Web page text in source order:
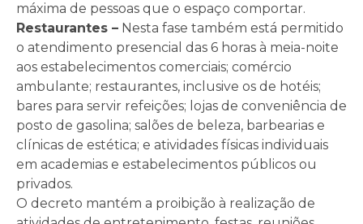
máxima de pessoas que o espaço comportar.
Restaurantes – Nesta fase também está permitido
o atendimento presencial das 6 horas à meia-noite
aos estabelecimentos comerciais; comércio
ambulante; restaurantes, inclusive os de hotéis;
bares para servir refeições; lojas de conveniência de
posto de gasolina; salões de beleza, barbearias e
clínicas de estética; e atividades físicas individuais
em academias e estabelecimentos públicos ou
privados.
O decreto mantém a proibição à realização de